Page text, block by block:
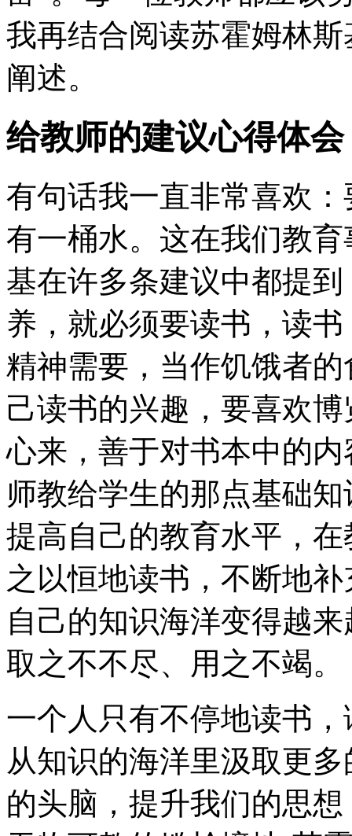
我再结合阅读苏霍姆林
阐述。
给教师的建议心得体
有句话我一直非常喜欢
有一桶水。这在我们教
基在许多条建议中都提
养，就必须要读书，读
精神需要，当作饥饿者
己读书的兴趣，要喜欢
心来，善于对书本中的
师教给学生的那点基础
提高自己的教育水平，
之以恒地读书，不断地
自己的知识海洋变得越
取之不不尽、用之不竭。
一个人只有不停地读书
从知识的海洋里汲取更
的头脑，提升我们的思